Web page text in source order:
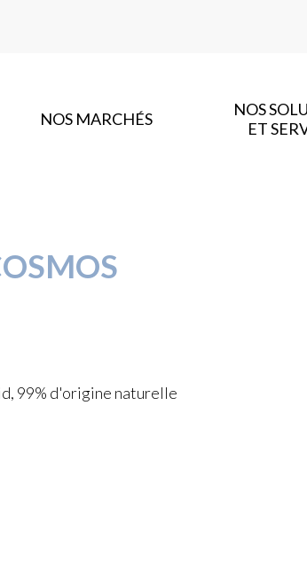
NOS MARCHÉS
NOS
ET
99% d'origine naturelle